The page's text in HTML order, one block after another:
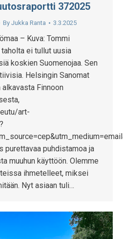
372025
By Jukka Ranta 3.3.2025
– Kuva: Tommi
ei tullut uusia
koskien Suomenojaa. Sen
Helsingin Sanomat
alkavasta Finnoon
art-
purettavaa puhdistamoa ja
muuhun käyttöön. Olemme
ihmetelleet, miksei
Nyt asiaan tuli…